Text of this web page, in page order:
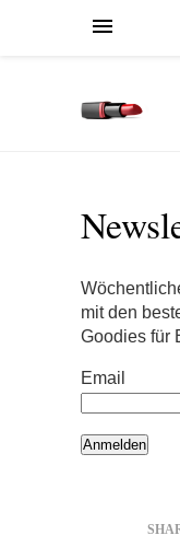
mit den
Goodies für
Email